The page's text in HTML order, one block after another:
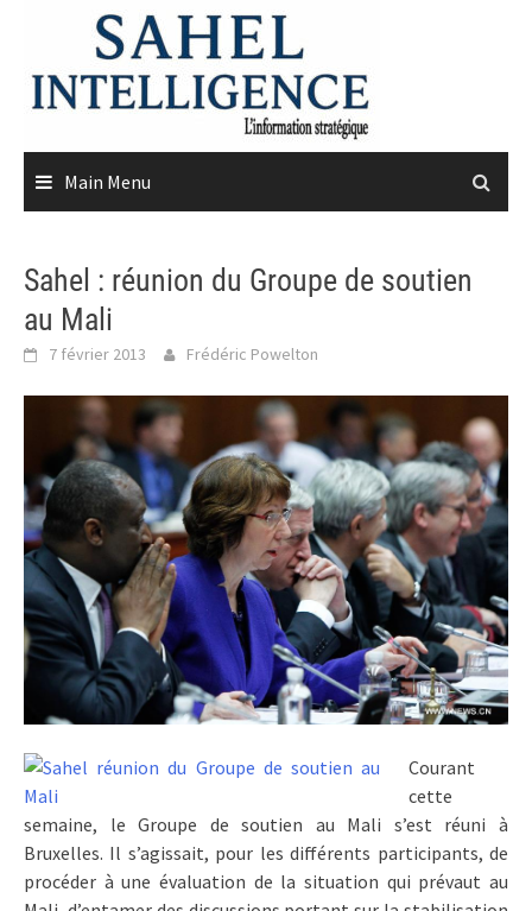
content
Main Menu
Sahel : réunion du Groupe de soutien
au Mali
7 février 2013 Frédéric Powelton
Courant
cette
semaine, le Groupe de soutien au Mali s’est réuni à
Bruxelles. Il s’agissait, pour les différents participants, de
procéder à une évaluation de la situation qui prévaut au